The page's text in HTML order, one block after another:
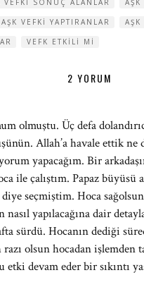
VEFKI SONUÇ ALANLAR
AŞK VEFKI YAPTIRANLAR
VEFK ETKILI MI
2 YORUM
olmuştu. Üç defa
Allah’a havale ettik
yapacağım. Bir
çalıştım. Papaz büyüsü
seçmiştim. Hoca
yapılacağına dair
sürdü. Hocanın dediği
olsun hocadan
etki devam eder bir sıkıntı